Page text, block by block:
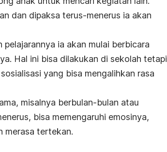
dan dipaksa terus-menerus ia akan
ia akan mulai berbicara
Hal ini bisa dilakukan di sekolah tetapi
yang bisa mengalihkan rasa
misalnya berbulan-bulan atau
bisa memengaruhi emosinya,
merasa tertekan.